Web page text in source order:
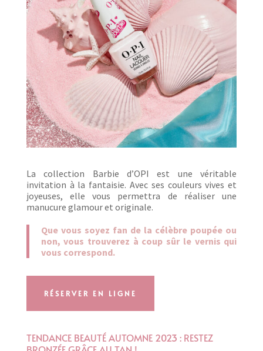
La collection Barbie d’OPI est une véritable
invitation à la fantaisie. Avec ses couleurs vives et
joyeuses, elle vous permettra de réaliser une
manucure glamour et originale.
Que vous soyez fan de la célèbre poupée ou
non, vous trouverez à coup sûr le vernis qui
vous correspond.
RÉSERVER EN LIGNE
TENDANCE BEAUTÉ AUTOMNE 2023 : RESTEZ